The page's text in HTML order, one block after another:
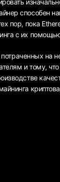
способен
пор, пока
с их
потраченных на
и тому, что